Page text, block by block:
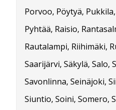
Porvoo, Pöytyä,
Pyhtää, Raisio,
Rautalampi, Riihimäki,
Saarijärvi, Säkylä, Salo,
Savonlinna, Seinäjoki,
Siuntio, Soini, Somero,